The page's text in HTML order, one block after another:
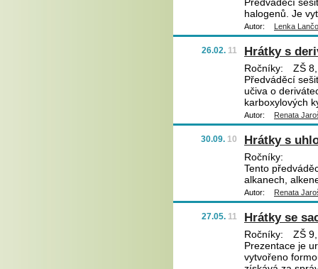
halogenů. Je
Autor: Lenka
26.02. 11 Hrátky s
Ročníky:
ZŠ
Předváděcí
učiva o
karboxylových
Autor: Renata
30.09. 10 Hrátky s
Ročníky:
Tento
alkanech,
Autor: Renata
27.05. 11 Hrátky se
Ročníky:
ZŠ 9,
Prezentace je
vytvořeno